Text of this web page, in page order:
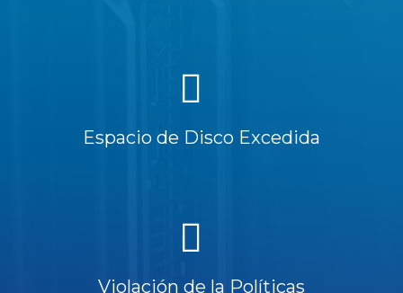
Espacio de Disco Excedida
Violación de la Políticas